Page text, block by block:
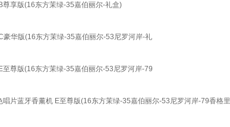
享版(16东方茉绿-35嘉伯丽尔-礼盒)
华版(16东方茉绿-35嘉伯丽尔-53尼罗河岸-礼
尊版(16东方茉绿-35嘉伯丽尔-53尼罗河岸-79
片蓝牙香薰机 E至尊版(16东方茉绿-35嘉伯丽尔-53尼罗河岸-79香格里